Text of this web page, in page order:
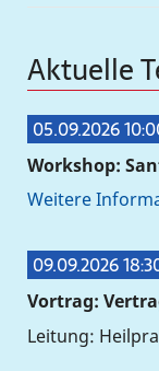
Aktuelle
05.09.2026
Workshop:
Weitere
09.09.2026
Vortrag:
Leitung: